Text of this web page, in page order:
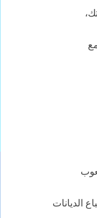
الديانات